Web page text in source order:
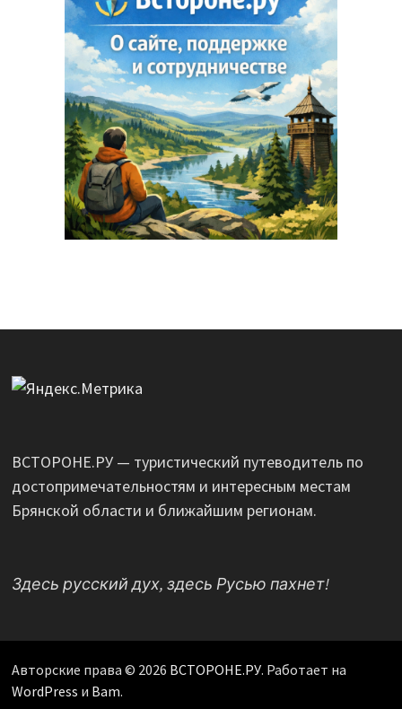
ВСТОРОНЕ.РУ — туристический путеводитель по
достопримечательностям и интересным местам
Брянской области и ближайшим регионам.
Здесь русский дух, здесь Русью пахнет!
Авторские права © 2026 ВСТОРОНЕ.РУ. Работает на
WordPress и Bam.